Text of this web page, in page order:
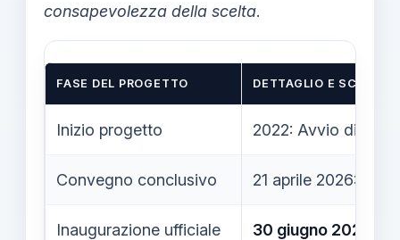
consapevolezza della scelta.
FASE DEL PROGETTO DETTAGLIO E
Inizio progetto 2022: Avvio di
Convegno conclusivo 21 aprile 2026:
Inaugurazione ufficiale 30 giugno 2026